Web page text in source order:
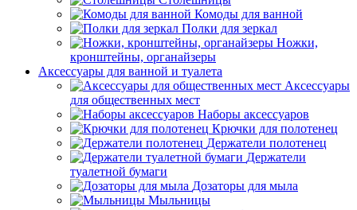
Комоды для ванной
Полки для зеркал
Ножки,
кронштейны, органайзеры
Аксессуары для ванной и туалета
Аксессуары
для общественных мест
Наборы аксессуаров
Крючки для полотенец
Держатели полотенец
Держатели
туалетной бумаги
Дозаторы для мыла
Мыльницы